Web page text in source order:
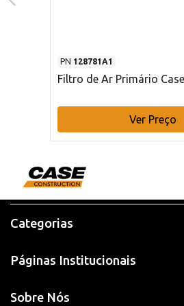
PN 128781A1
Filtro de Ar Primário
Ver Preço
Categorias
Páginas Institucionais
Sobre Nós